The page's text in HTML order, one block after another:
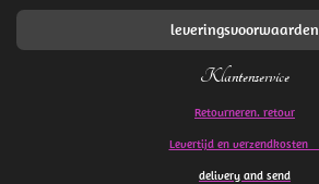
leveringsvoorwaarden
Klantenservice
Retourneren. retour
Levertijd en verzendkosten
delivery and send